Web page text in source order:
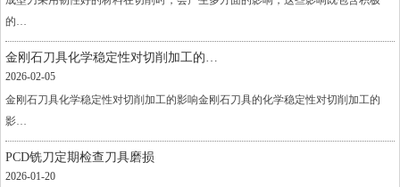
的…
金刚石刀具化学稳定性对切削加工的…
2026-02-05
金刚石刀具化学稳定性对切削加工的影响金刚石刀具的化学稳定性对切削加工的
影…
PCD铣刀定期检查刀具磨损
2026-01-20